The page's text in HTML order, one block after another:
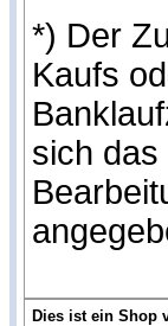
*) Der
Kaufs
sich das
Dies ist ein Shop